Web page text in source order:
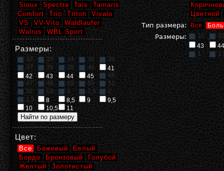
Цветной
Тип размера:
Все
Размеры: 32
43
44
1
Sioux
Spectra Tais
Tamaris
Comfort
Trio Triton
Vivalo
VS
VV-Vito
Waldlaufer
Walrus
WBL Sport
Размеры:
32 33 34 35
36
37
38 39 40
41
42
43 44 45
46
47
48 49 50
51
52
53 1 1,5
2
2,5
8 8,5 9
9,5
10
10,5 11
Цвет:
Все Бежевый
Белый
Бордо
Бронзовый
Голубой
Желтый
Золотистый